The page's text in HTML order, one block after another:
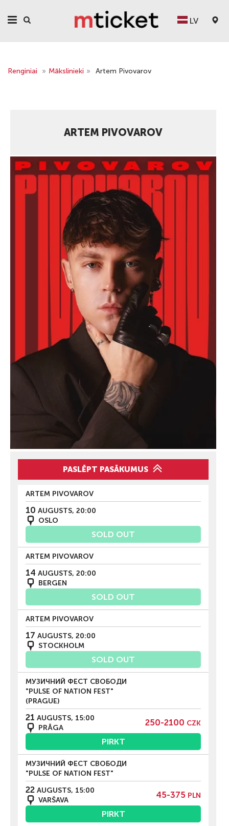
LV
Renginiai » Mākslinieki » Artem Pivovarov
ARTEM PIVOVAROV
PASLĒPT PASĀKUMUS
ARTEM PIVOVAROV
10 AUGUSTS, 20:00
OSLO
SOLD OUT
ARTEM PIVOVAROV
14 AUGUSTS, 20:00
BERGEN
SOLD OUT
ARTEM PIVOVAROV
17 AUGUSTS, 20:00
STOCKHOLM
SOLD OUT
МУЗИЧНИЙ ФЕСТ СВОБОДИ
"PULSE OF NATION FEST"
(PRAGUE)
21 AUGUSTS, 15:00
PRĀGA
250-2100 CZK
PIRKT
МУЗИЧНИЙ ФЕСТ СВОБОДИ
"PULSE OF NATION FEST"
22 AUGUSTS, 15:00
VARŠAVA
45-375 PLN
PIRKT